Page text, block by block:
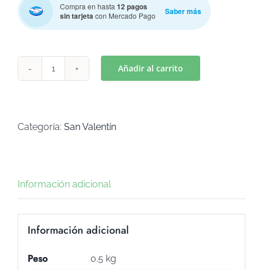
Compra en hasta12 pagos
sin tarjetacon Mercado Pago Saber más
C-
Añadir al carrito
Categoría: San Valentín
Información adicional
Información adicional
Peso 0.5 kg